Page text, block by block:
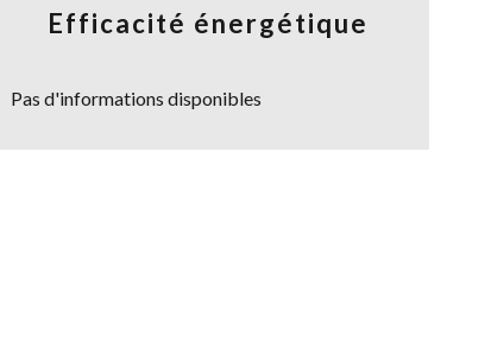
Efficacité énergétique
Pas d'informations disponibles